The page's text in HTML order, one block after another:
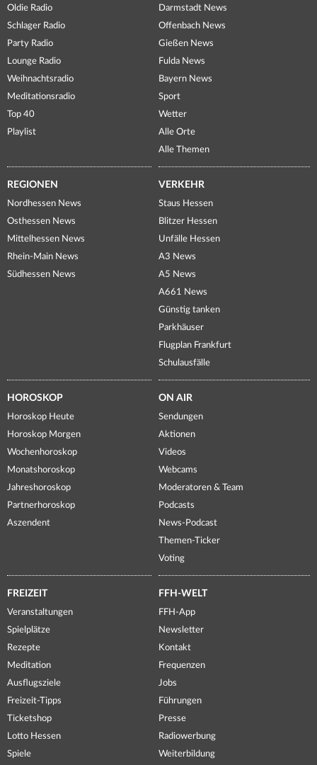
Oldie Radio
Schlager Radio
Party Radio
Lounge Radio
Weihnachtsradio
Meditationsradio
Top 40
Playlist
Darmstadt News
Offenbach News
Gießen News
Fulda News
Bayern News
Sport
Wetter
Alle Orte
Alle Themen
REGIONEN
Nordhessen News
Osthessen News
Mittelhessen News
Rhein-Main News
Südhessen News
VERKEHR
Staus Hessen
Blitzer Hessen
Unfälle Hessen
A3 News
A5 News
A661 News
Günstig tanken
Parkhäuser
Flugplan Frankfurt
Schulausfälle
HOROSKOP
Horoskop Heute
Horoskop Morgen
Wochenhoroskop
Monatshoroskop
Jahreshoroskop
Partnerhoroskop
Aszendent
ON AIR
Sendungen
Aktionen
Videos
Webcams
Moderatoren & Team
Podcasts
News-Podcast
Themen-Ticker
Voting
FREIZEIT
Veranstaltungen
Spielplätze
Rezepte
Meditation
Ausflugsziele
Freizeit-Tipps
Ticketshop
Lotto Hessen
Spiele
FFH-WELT
FFH-App
Newsletter
Kontakt
Frequenzen
Jobs
Führungen
Presse
Radiowerbung
Weiterbildung